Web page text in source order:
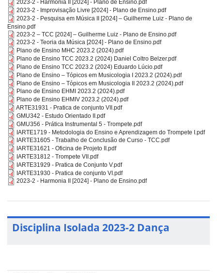
2023-2 - Harmonia II [2024] - Plano de Ensino.pdf
2023-2 - Improvisação Livre [2024] - Plano de Ensino.pdf
2023-2 - Pesquisa em Música II [2024] – Guilherme Luiz - Plano de
Ensino.pdf
2023-2 – TCC [2024] – Guilherme Luiz - Plano de Ensino.pdf
2023-2 - Teoria da Música [2024] - Plano de Ensino.pdf
Plano de Ensino MHC 2023.2 (2024).pdf
Plano de Ensino TCC 2023.2 (2024) Daniel Coltro Belzer.pdf
Plano de Ensino TCC 2023.2 (2024) Eduardo Lúcio.pdf
Plano de Ensino – Tópicos em Musicologia I 2023.2 (2024).pdf
Plano de Ensino – Tópicos em Musicologia II 2023.2 (2024).pdf
Plano de Ensino EHMI 2023.2 (2024).pdf
Plano de Ensino EHMIV 2023.2 (2024).pdf
ARTE31931 - Pratica de conjunto VII.pdf
GMU342 - Estudo Orientado II.pdf
GMU356 - Prática Instrumental 5 - Trompete.pdf
IARTE1719 - Metodologia do Ensino e Aprendizagem do Trompete I.pdf
IARTE31605 - Trabalho de Conclusão de Curso - TCC.pdf
IARTE31621 - Oficina de Projeto II.pdf
IARTE31812 - Trompete VII.pdf
IARTE31929 - Pratica de Conjunto V.pdf
IARTE31930 - Pratica de conjunto VI.pdf
2023-2 - Harmonia II [2024] - Plano de Ensino.pdf
Disciplina Isolada 2023-2 Dança